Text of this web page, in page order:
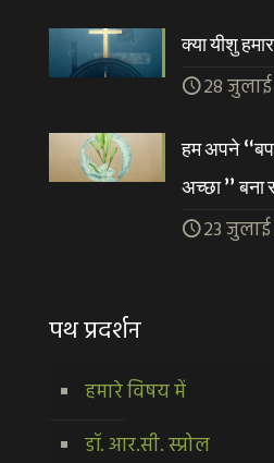
क्या यीशु
28
हम अपने
अच्छा ”
23
पथ प्रदर्शन
हमारे विषय में
डॉ. आर.सी. स्प्रोल